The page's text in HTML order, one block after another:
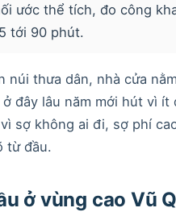
ước thể tích, đo công
tới 90 phút.
núi thưa dân, nhà cửa
đây lâu năm mới hút vì
sợ không ai đi, sợ phí
từ đầu.
ở vùng cao Vũ